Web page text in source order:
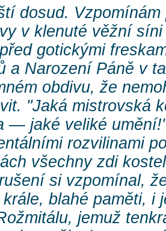
dosud.
v klenuté věžní
gotickými
a Narození Páně v
obdivu, že
"Jaká mistrovská
— jaké veliké
rozvilinami
všechny zdi
si vzpomínal,
blahé paměti, i
jemuž